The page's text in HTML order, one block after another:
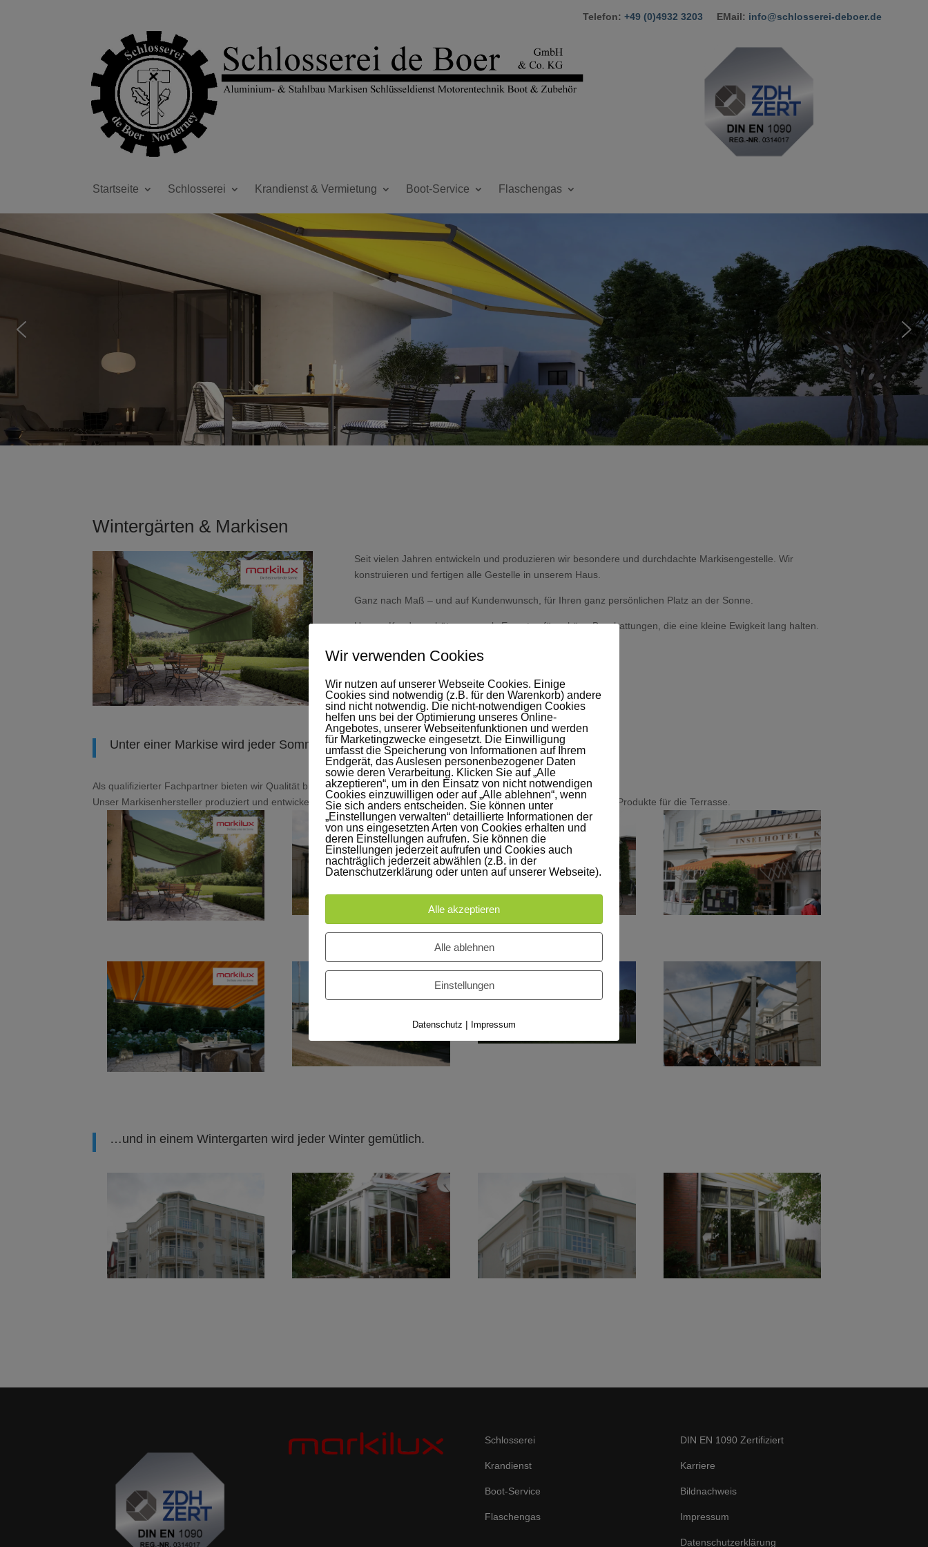
Telefon: +49 (0)4932 3203 EMail: info@schlosserei-deboer.de
Startseite Schlosserei Krandienst & Vermietung Boot-Service Flaschengas
Wintergärten & Markisen
Seit vielen Jahren entwickeln und produzieren wir besondere und durchdachte Markisengestelle. Wir
konstruieren und fertigen alle Gestelle in unserem Haus.
Ganz nach Maß – und auf Kundenwunsch, für Ihren ganz persönlichen Platz an der Sonne.
Unsere Kunden schätzen uns als Experten für schöne Beschattungen, die eine kleine Ewigkeit lang halten.
Unter einer Markise wird jeder Sommer perfekt…
Als qualifizierter Fachpartner bieten wir Qualität bis ins Detail, von der Planung einer Markise bis zur Montage am Haus.
Unser Markisenhersteller produziert und entwickelt seit mehr als 40 Jahren Sonnenschutzsysteme, Markisen und textile Produkte für die Terrasse.
…und in einem Wintergarten wird jeder Winter gemütlich.
Schlosserei
Krandienst
Boot-Service
Flaschengas
DIN EN 1090 Zertifiziert
Karriere
Bildnachweis
Impressum
Datenschutzerklärung
Wir verwenden Cookies
Wir nutzen auf unserer Webseite Cookies. Einige
Cookies sind notwendig (z.B. für den Warenkorb) andere
sind nicht notwendig. Die nicht-notwendigen Cookies
helfen uns bei der Optimierung unseres Online-
Angebotes, unserer Webseitenfunktionen und werden
für Marketingzwecke eingesetzt. Die Einwilligung
umfasst die Speicherung von Informationen auf Ihrem
Endgerät, das Auslesen personenbezogener Daten
sowie deren Verarbeitung. Klicken Sie auf „Alle
akzeptieren“, um in den Einsatz von nicht notwendigen
Cookies einzuwilligen oder auf „Alle ablehnen“, wenn
Sie sich anders entscheiden. Sie können unter
„Einstellungen verwalten“ detaillierte Informationen der
von uns eingesetzten Arten von Cookies erhalten und
deren Einstellungen aufrufen. Sie können die
Einstellungen jederzeit aufrufen und Cookies auch
nachträglich jederzeit abwählen (z.B. in der
Datenschutzerklärung oder unten auf unserer Webseite).
Alle akzeptieren
Alle ablehnen
Einstellungen
Datenschutz | Impressum